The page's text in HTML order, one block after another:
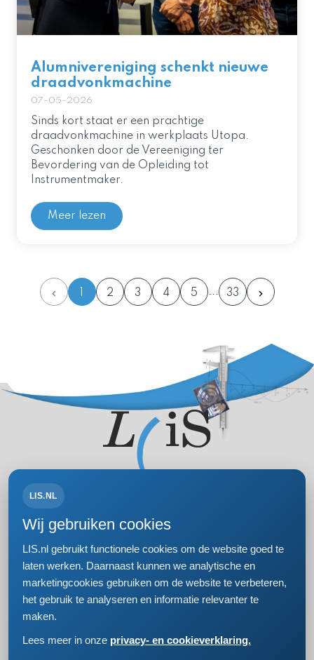
Alumnivereniging schenkt nieuwe
draadvonkmachine
07-05-2026
Sinds kort staat er een prachtige
draadvonkmachine in werkplaats Utopa.
Geschonken door de Vereeniging ter
Bevordering van de Opleiding tot
Instrumentmaker.
Meer lezen
2 3 4 5 33
Volg ons op:
Bezoek- en postadres
Einsteinweg 61
2333 CC Leiden
+31 (0)71 5681168
LIS.NL
Wij gebruiken cookies
LIS.nl gebruikt functionele cookies om de website goed te
laten werken. Daarnaast kunnen we analytische en
marketingcookies gebruiken om de website te verbeteren,
het gebruik te analyseren en informatie relevanter te
maken.
Lees meer in onze privacy- en cookieverklaring.